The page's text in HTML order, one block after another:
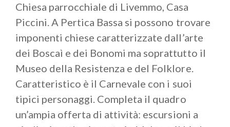
mite ed è considerata quindi centro climatico
interessante. IlForte diValledranecostituisce nel
suo genere una delle costruzioni più grandi tra
quelle italiane.
Se passate attraverso queste terre meravigliose
una visita allaRocca d'Anfoè altamente
consigliata sia per le sue radici storiche sia per il
Chiesa parrocchiale di Livemmo, Casa
Piccini. A Pertica Bassa si possono trovare
imponenti chiese caratterizzate dall’arte
dei Boscaì e dei Bonomi ma soprattutto il
Museo della Resistenza e del Folklore.
Caratteristico è il Carnevale con i suoi
tipici personaggi. Completa il quadro
un’ampia offerta di attività: escursioni a